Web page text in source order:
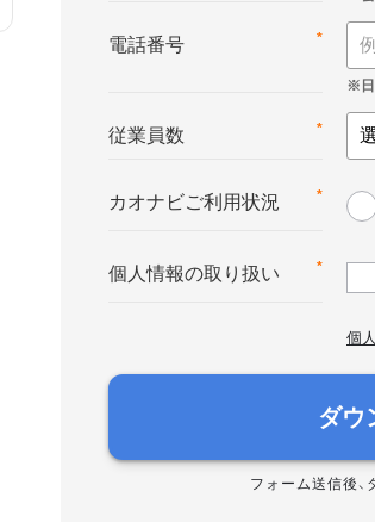
*
電話番号
*
従業員数
*
カオナビご利用状況
*
個人情報の取り扱い
個
ダウ
フォーム送信後